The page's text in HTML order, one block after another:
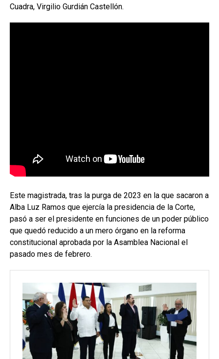
Cuadra, Virgilio Gurdián Castellón.
Este magistrada, tras la purga de 2023 en la que sacaron a
Alba Luz Ramos que ejercía la presidencia de la Corte,
pasó a ser el presidente en funciones de un poder público
que quedó reducido a un mero órgano en la reforma
constitucional aprobada por la Asamblea Nacional el
pasado mes de febrero.